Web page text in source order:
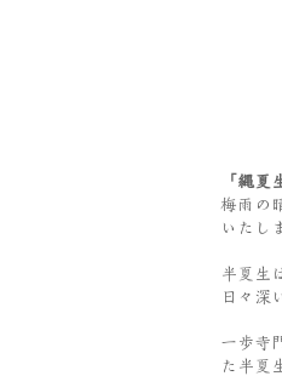
「縄夏
梅雨の
いたし
半夏生
日々深
一歩寺
た半夏